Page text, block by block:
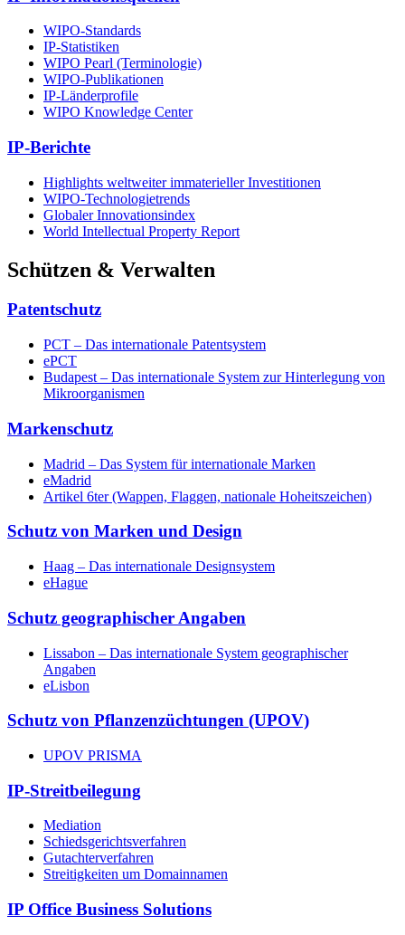
WIPO-Standards
IP-Statistiken
WIPO Pearl (Terminologie)
WIPO-Publikationen
IP-Länderprofile
WIPO Knowledge Center
IP-Berichte
Highlights weltweiter immaterieller Investitionen
WIPO-Technologietrends
Globaler Innovationsindex
World Intellectual Property Report
Schützen & Verwalten
Patentschutz
PCT – Das internationale Patentsystem
ePCT
Budapest – Das internationale System zur Hinterlegung von
Mikroorganismen
Markenschutz
Madrid – Das System für internationale Marken
eMadrid
Artikel 6ter (Wappen, Flaggen, nationale Hoheitszeichen)
Schutz von Marken und Design
Haag – Das internationale Designsystem
eHague
Schutz geographischer Angaben
Lissabon – Das internationale System geographischer
Angaben
eLisbon
Schutz von Pflanzenzüchtungen (UPOV)
UPOV PRISMA
IP-Streitbeilegung
Mediation
Schiedsgerichtsverfahren
Gutachterverfahren
Streitigkeiten um Domainnamen
IP Office Business Solutions